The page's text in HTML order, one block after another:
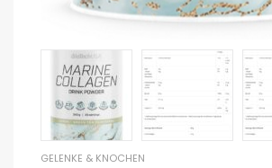
GELENKE & KNOCHEN